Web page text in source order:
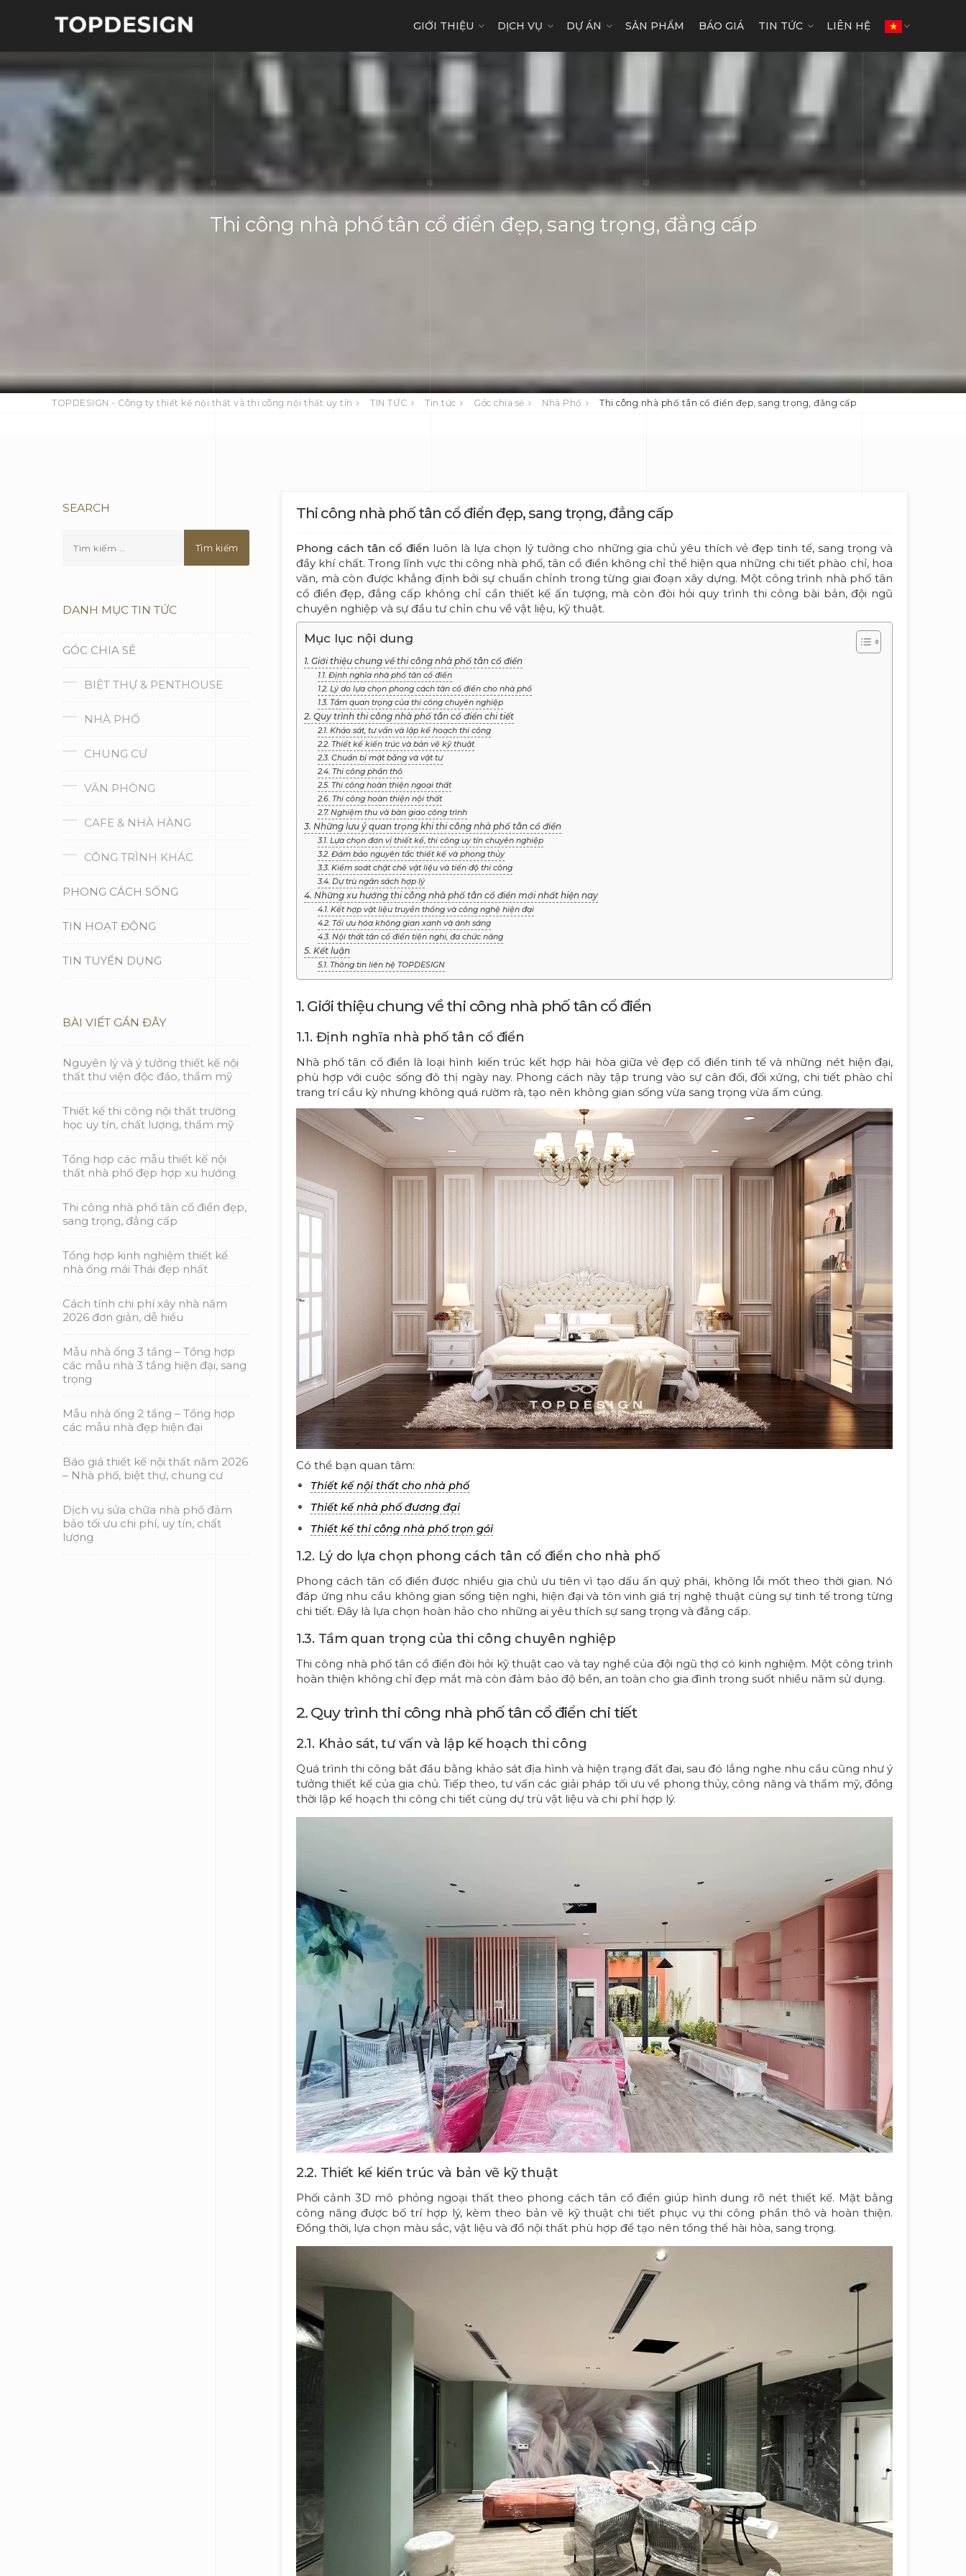
GIỚI THIỆU DỊCH VỤ DỰ ÁN SẢN PHẨM BÁO GIÁ TIN TỨC LIÊN HỆ
Thi công nhà phố tân cổ điển đẹp, sang trọng, đẳng cấp
TOPDESIGN - Công ty thiết kế nội thất và thi công nội thất uy tín TIN TỨC Tin tức Góc chia sẻ Nhà Phố Thi công nhà phố tân cổ điển đẹp, sang trọng, đẳng cấp
Thi công nhà phố tân cổ điển đẹp, sang trọng, đẳng cấp
Phong cách tân cổ điển luôn là lựa chọn lý tưởng cho những gia chủ yêu thích vẻ đẹp tinh tế, sang trọng và
đầy khí chất. Trong lĩnh vực thi công nhà phố, tân cổ điển không chỉ thể hiện qua những chi tiết phào chỉ, hoa
văn, mà còn được khẳng định bởi sự chuẩn chỉnh trong từng giai đoạn xây dựng. Một công trình nhà phố tân
cổ điển đẹp, đẳng cấp không chỉ cần thiết kế ấn tượng, mà còn đòi hỏi quy trình thi công bài bản, đội ngũ
chuyên nghiệp và sự đầu tư chỉn chu về vật liệu, kỹ thuật.
Mục lục nội dung
1. Giới thiệu chung về thi công nhà phố tân cổ điển
1.1. Định nghĩa nhà phố tân cổ điển
1.2. Lý do lựa chọn phong cách tân cổ điển cho nhà phố
1.3. Tầm quan trọng của thi công chuyên nghiệp
2. Quy trình thi công nhà phố tân cổ điển chi tiết
2.1. Khảo sát, tư vấn và lập kế hoạch thi công
2.2. Thiết kế kiến trúc và bản vẽ kỹ thuật
2.3. Chuẩn bị mặt bằng và vật tư
2.4. Thi công phần thô
2.5. Thi công hoàn thiện ngoại thất
2.6. Thi công hoàn thiện nội thất
2.7. Nghiệm thu và bàn giao công trình
3. Những lưu ý quan trọng khi thi công nhà phố tân cổ điển
3.1. Lựa chọn đơn vị thiết kế, thi công uy tín chuyên nghiệp
3.2. Đảm bảo nguyên tắc thiết kế và phong thủy
3.3. Kiểm soát chặt chẽ vật liệu và tiến độ thi công
3.4. Dự trù ngân sách hợp lý
4. Những xu hướng thi công nhà phố tân cổ điển mới nhất hiện nay
4.1. Kết hợp vật liệu truyền thống và công nghệ hiện đại
4.2. Tối ưu hóa không gian xanh và ánh sáng
4.3. Nội thất tân cổ điển tiện nghi, đa chức năng
5. Kết luận
5.1. Thông tin liên hệ TOPDESIGN
1. Giới thiệu chung về thi công nhà phố tân cổ điển
1.1. Định nghĩa nhà phố tân cổ điển
Nhà phố tân cổ điển là loại hình kiến trúc kết hợp hài hòa giữa vẻ đẹp cổ điển tinh tế và những nét hiện đại,
phù hợp với cuộc sống đô thị ngày nay. Phong cách này tập trung vào sự cân đối, đối xứng, chi tiết phào chỉ
trang trí cầu kỳ nhưng không quá rườm rà, tạo nên không gian sống vừa sang trọng vừa ấm cúng.
Có thể bạn quan tâm:
Thiết kế nội thất cho nhà phố
Thiết kế nhà phố đương đại
Thiết kế thi công nhà phố trọn gói
1.2. Lý do lựa chọn phong cách tân cổ điển cho nhà phố
Phong cách tân cổ điển được nhiều gia chủ ưu tiên vì tạo dấu ấn quý phái, không lỗi mốt theo thời gian. Nó
đáp ứng nhu cầu không gian sống tiện nghi, hiện đại và tôn vinh giá trị nghệ thuật cùng sự tinh tế trong từng
chi tiết. Đây là lựa chọn hoàn hảo cho những ai yêu thích sự sang trọng và đẳng cấp.
1.3. Tầm quan trọng của thi công chuyên nghiệp
Thi công nhà phố tân cổ điển đòi hỏi kỹ thuật cao và tay nghề của đội ngũ thợ có kinh nghiệm. Một công trình
hoàn thiện không chỉ đẹp mắt mà còn đảm bảo độ bền, an toàn cho gia đình trong suốt nhiều năm sử dụng.
2. Quy trình thi công nhà phố tân cổ điển chi tiết
2.1. Khảo sát, tư vấn và lập kế hoạch thi công
Quá trình thi công bắt đầu bằng khảo sát địa hình và hiện trạng đất đai, sau đó lắng nghe nhu cầu cũng như ý
tưởng thiết kế của gia chủ. Tiếp theo, tư vấn các giải pháp tối ưu về phong thủy, công năng và thẩm mỹ, đồng
thời lập kế hoạch thi công chi tiết cùng dự trù vật liệu và chi phí hợp lý.
2.2. Thiết kế kiến trúc và bản vẽ kỹ thuật
Phối cảnh 3D mô phỏng ngoại thất theo phong cách tân cổ điển giúp hình dung rõ nét thiết kế. Mặt bằng
công năng được bố trí hợp lý, kèm theo bản vẽ kỹ thuật chi tiết phục vụ thi công phần thô và hoàn thiện.
Đồng thời, lựa chọn màu sắc, vật liệu và đồ nội thất phù hợp để tạo nên tổng thể hài hòa, sang trọng.
SEARCH
DANH MỤC TIN TỨC
GÓC CHIA SẺ
BIỆT THỰ & PENTHOUSE
NHÀ PHỐ
CHUNG CƯ
VĂN PHÒNG
CAFE & NHÀ HÀNG
CÔNG TRÌNH KHÁC
PHONG CÁCH SỐNG
TIN HOẠT ĐỘNG
TIN TUYỂN DỤNG
BÀI VIẾT GẦN ĐÂY
Nguyên lý và ý tưởng thiết kế nội
thất thư viện độc đáo, thẩm mỹ
Thiết kế thi công nội thất trường
học uy tín, chất lượng, thẩm mỹ
Tổng hợp các mẫu thiết kế nội
thất nhà phố đẹp hợp xu hướng
Thi công nhà phố tân cổ điển đẹp,
sang trọng, đẳng cấp
Tổng hợp kinh nghiệm thiết kế
nhà ống mái Thái đẹp nhất
Cách tính chi phí xây nhà năm
2026 đơn giản, dễ hiểu
Mẫu nhà ống 3 tầng – Tổng hợp
các mẫu nhà 3 tầng hiện đại, sang
trọng
Mẫu nhà ống 2 tầng – Tổng hợp
các mẫu nhà đẹp hiện đại
Báo giá thiết kế nội thất năm 2026
– Nhà phố, biệt thự, chung cư
Dịch vụ sửa chữa nhà phố đảm
bảo tối ưu chi phí, uy tín, chất
lượng